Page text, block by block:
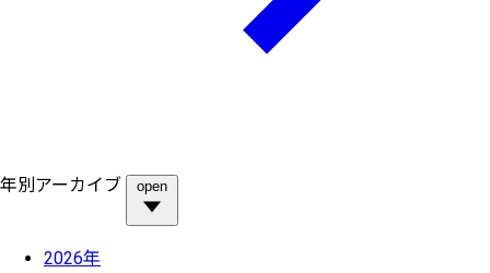
年別アーカイブ open
2026年